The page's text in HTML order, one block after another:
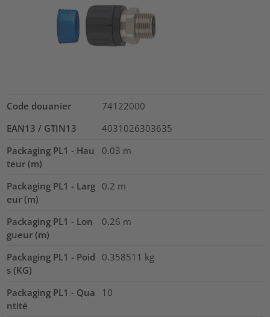
Code douanier
74122000
EAN13 / GTIN13
4031026303635
Packaging PL1 - Hau
teur (m)
0.03 m
Packaging PL1 - Larg
eur (m)
0.2 m
Packaging PL1 - Lon
gueur (m)
0.26 m
Packaging PL1 - Poid
s (KG)
0.358511 kg
Packaging PL1 - Qua
ntité
10